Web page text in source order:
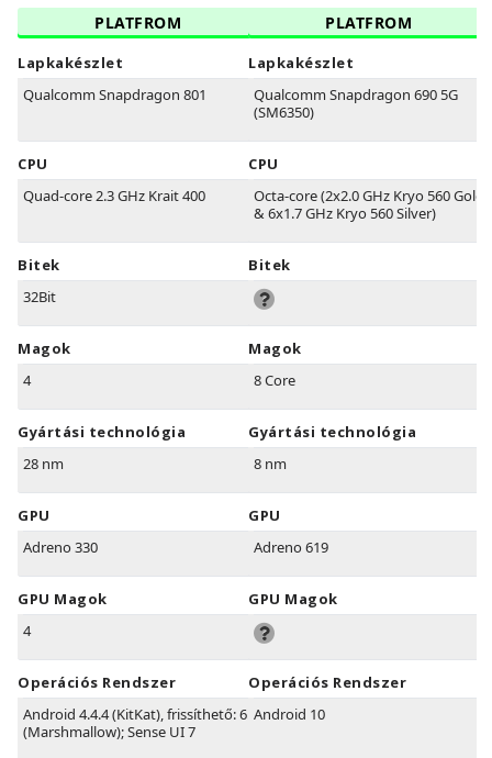
PLATFROM
Lapkakészlet
Qualcomm Snapdragon 801
CPU
Quad-core 2.3 GHz Krait 400
Bitek
32Bit
Magok
4
Gyártási technológia
28 nm
GPU
Adreno 330
GPU Magok
4
Operációs Rendszer
Android 4.4.4 (KitKat), frissíthető: 6.1
(Marshmallow); Sense UI 7
PLATFROM
Lapkakészlet
Qualcomm Snapdragon 690 5G
(SM6350)
CPU
Octa-core (2x2.0 GHz Kryo 560 Gold
& 6x1.7 GHz Kryo 560 Silver)
Bitek
Magok
8 Core
Gyártási technológia
8 nm
GPU
Adreno 619
GPU Magok
Operációs Rendszer
Android 10